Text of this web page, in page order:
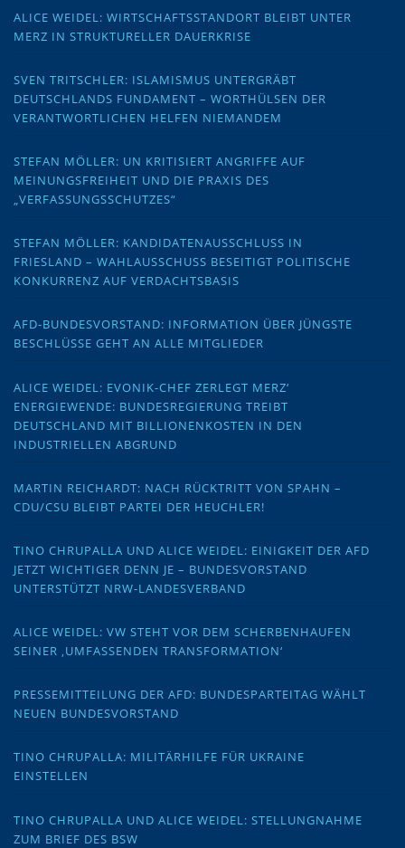
ALICE WEIDEL: WIRTSCHAFTSSTANDORT BLEIBT UNTER
MERZ IN STRUKTURELLER DAUERKRISE
SVEN TRITSCHLER: ISLAMISMUS UNTERGRÄBT
DEUTSCHLANDS FUNDAMENT – WORTHÜLSEN DER
VERANTWORTLICHEN HELFEN NIEMANDEM
STEFAN MÖLLER: UN KRITISIERT ANGRIFFE AUF
MEINUNGSFREIHEIT UND DIE PRAXIS DES
„VERFASSUNGSSCHUTZES“
STEFAN MÖLLER: KANDIDATENAUSSCHLUSS IN
FRIESLAND – WAHLAUSSCHUSS BESEITIGT POLITISCHE
KONKURRENZ AUF VERDACHTSBASIS
AFD-BUNDESVORSTAND: INFORMATION ÜBER JÜNGSTE
BESCHLÜSSE GEHT AN ALLE MITGLIEDER
ALICE WEIDEL: EVONIK-CHEF ZERLEGT MERZ‘
ENERGIEWENDE: BUNDESREGIERUNG TREIBT
DEUTSCHLAND MIT BILLIONENKOSTEN IN DEN
INDUSTRIELLEN ABGRUND
MARTIN REICHARDT: NACH RÜCKTRITT VON SPAHN –
CDU/CSU BLEIBT PARTEI DER HEUCHLER!
TINO CHRUPALLA UND ALICE WEIDEL: EINIGKEIT DER AFD
JETZT WICHTIGER DENN JE – BUNDESVORSTAND
UNTERSTÜTZT NRW-LANDESVERBAND
ALICE WEIDEL: VW STEHT VOR DEM SCHERBENHAUFEN
SEINER ‚UMFASSENDEN TRANSFORMATION‘
PRESSEMITTEILUNG DER AFD: BUNDESPARTEITAG WÄHLT
NEUEN BUNDESVORSTAND
TINO CHRUPALLA: MILITÄRHILFE FÜR UKRAINE
EINSTELLEN
TINO CHRUPALLA UND ALICE WEIDEL: STELLUNGNAHME
ZUM BRIEF DES BSW